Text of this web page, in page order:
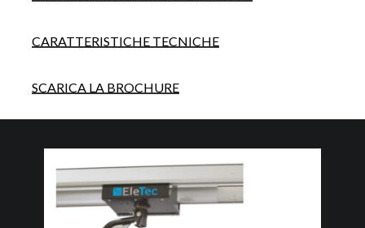
CARATTERISTICHE TECNICHE
SCARICA LA BROCHURE